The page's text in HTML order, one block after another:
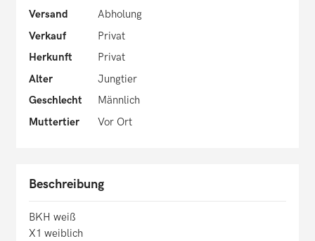
Versand
Abholung
Verkauf
Privat
Herkunft
Privat
Alter
Jungtier
Geschlecht
Männlich
Muttertier
Vor Ort
Beschreibung
BKH weiß
X1 weiblich